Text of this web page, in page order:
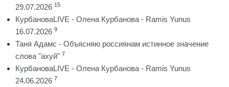
29.07.2026 15
КурбановаLIVE - Олена Курбанова - Ramis Yunus
16.07.2026 9
Таня Адамс - Объясняю россиянам истинное значение
слова "ахуй" 7
КурбановаLIVE - Олена Курбанова - Ramis Yunus
24.06.2026 7